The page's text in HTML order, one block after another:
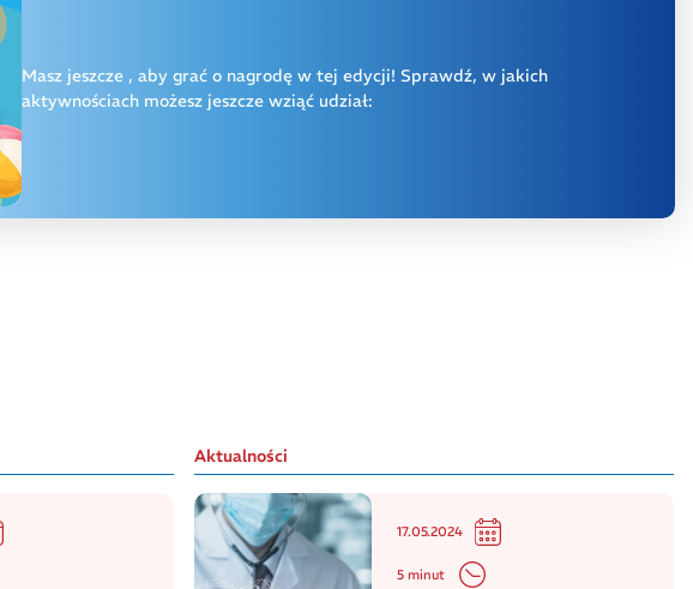
Masz jeszcze , aby grać o nagrodę w tej edycji! Sprawdź, w jakich
aktywnościach możesz jeszcze wziąć udział:
Aktualności
17.05.2024
5 minut